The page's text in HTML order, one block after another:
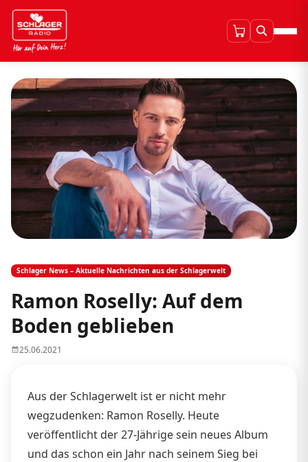
Schlager News – Aktuelle Nachrichten aus der Schlagerwelt
Ramon Roselly: Auf dem
Boden geblieben
25.06.2021
Aus der Schlagerwelt ist er nicht mehr
wegzudenken: Ramon Roselly. Heute
veröffentlicht der 27-Jährige sein neues Album
und das schon ein Jahr nach seinem Sieg bei